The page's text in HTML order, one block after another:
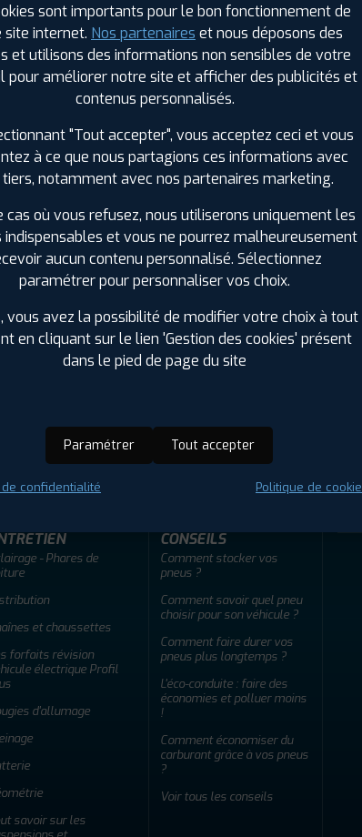
:245
:45
:20
:103
de roulement externe : 70
au roulement :
sur sol mouillé : A
EAN :
Offres d'emploi FAQ
- Phares de
et chaussettes
forfaits révision
électrique Profil
d'allumage
savoir sur les
CONSEILS
Comment stocker vos
pneus ?
Comment savoir quel pneu
choisir pour son véhicule ?
Comment faire durer vos
pneus plus longtemps ?
L'éco-conduite : faire des
économies et polluer moins
!
Comment économiser du
carburant grâce à vos pneus
?
Voir tous les conseils
sont importants pour le bon fonctionnement de
site internet. Nos partenaires et nous déposons des
et utilisons des informations non sensibles de votre
pour améliorer notre site et afficher des publicités et
contenus personnalisés.
"Tout accepter", vous acceptez ceci et vous
à ce que nous partagions ces informations avec
tiers, notamment avec nos partenaires marketing.
cas où vous refusez, nous utiliserons uniquement les
indispensables et vous ne pourrez malheureusement
aucun contenu personnalisé. Sélectionnez
paramétrer pour personnaliser vos choix.
vous avez la possibilité de modifier votre choix à tout
en cliquant sur le lien 'Gestion des cookies' présent
dans le pied de page du site
Paramétrer Tout accepter
de confidentialité Politique de